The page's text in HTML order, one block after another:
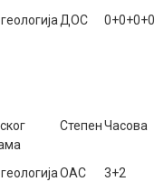
ДОС 0+0+0+0
СтепенЧасова
ОАС
3+2